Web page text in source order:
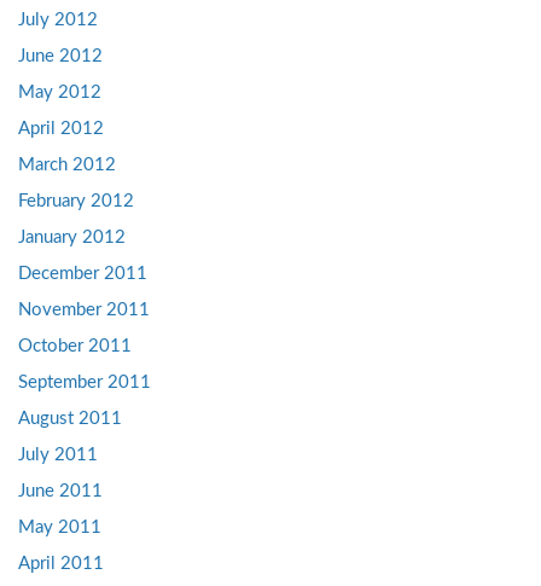
July 2012
June 2012
May 2012
April 2012
March 2012
February 2012
January 2012
December 2011
November 2011
October 2011
September 2011
August 2011
July 2011
June 2011
May 2011
April 2011